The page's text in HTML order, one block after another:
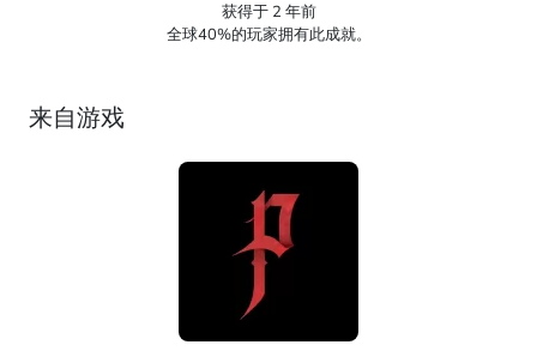
获得于 2 年前
全球40%的玩家拥有此成就。
来自游戏